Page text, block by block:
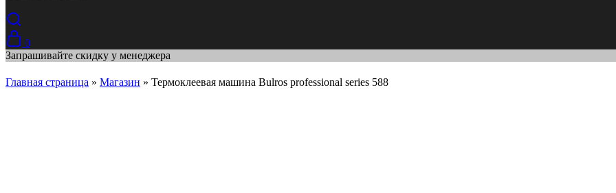
0
Запрашивайте скидку у менеджера
Главная страница » Магазин » Термоклеевая машина Bulros professional series 588